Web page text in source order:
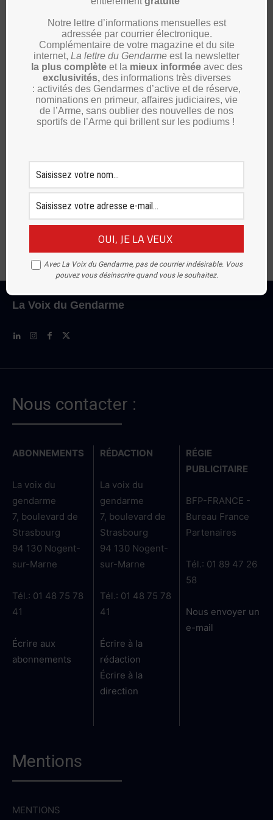
Maine-et-Loire : 14 Juillet 2026, l’UNPRG
l’ensemble du territoire
8 août 2026
Landes : changement à la tête de la
présidence de l’union départementale 40
7 août 2026
Allier : cérémonie de sortie de la 455ème
Corrèze : sortie de la promotion
Gendarme Philippe Laperne
7 août 2026
Corrèze : remise de la plaquette
d’honneur de l’UNPRG
7 août 2026
La Voix du Gendarme
Nous contacter :
ABONNEMENTS
La voix du
gendarme
7, boulevard de
Strasbourg
94 130 Nogent-
sur-Marne
Tél.: 01 48 75 78
41
Écrire aux
abonnements
RÉDACTION
La voix du
gendarme
7, boulevard de
Strasbourg
94 130 Nogent-
sur-Marne
Tél.: 01 48 75 78
41
Écrire à la
rédaction
Écrire à la
direction
RÉGIE
PUBLICITAIRE
BFP-FRANCE -
Bureau France
Partenaires
Tél.: 01 89 47 26
58
Nous envoyer un
e-mail
Mentions
MENTIONS
Notre lettre d’informations mensuelles est
adressée par courrier électronique.
Complémentaire de votre magazine et du site
internet, La lettre du Gendarme est la newsletter
la plus complète et la mieux informéeavec des
exclusivités, des informations très diverses
: activités des Gendarmes d’active et de réserve,
nominations en primeur, affaires judiciaires, vie
de l’Arme, sans oublier des nouvelles de nos
sportifs de l’Arme qui brillent sur les podiums !
Avec La Voix du Gendarme, pas de courrier indésirable. Vous
pouvez vous désinscrire quand vous le souhaitez.